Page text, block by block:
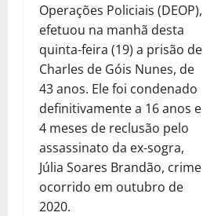
Operações Policiais (DEOP),
efetuou na manhã desta
quinta-feira (19) a prisão de
Charles de Góis Nunes, de
43 anos. Ele foi condenado
definitivamente a 16 anos e
4 meses de reclusão pelo
assassinato da ex-sogra,
Júlia Soares Brandão, crime
ocorrido em outubro de
2020.